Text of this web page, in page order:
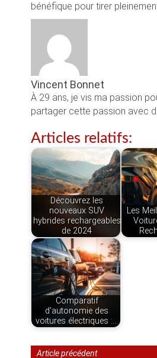
bénéfique pour tirer
Vincent Bonnet
À 29 ans, je vis ma passion
partager cette passion avec
Articles relatifs:
Découvrez les
nouveaux SUV
hybrides rechargeables
de 2024
Les
Comparatif
d'autonomie des
voitures électriques :…
Article précédent